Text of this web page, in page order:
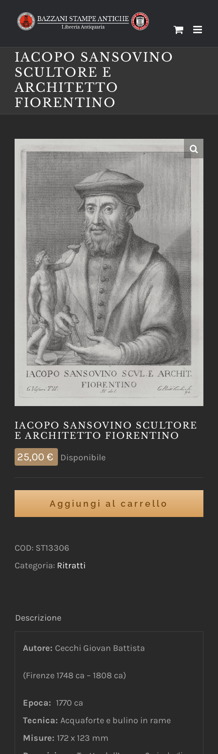
IACOPO SANSOVINO
SCULTORE E
ARCHITETTO
FIORENTINO
IACOPO SANSOVINO SCULTORE
E ARCHITETTO FIORENTINO
25,00 € Disponibile
Aggiungi al carrello
COD: ST13306
Categoria: Ritratti
Descrizione
Autore: Cecchi Giovan Battista
(Firenze 1748 ca – 1808 ca)
Epoca: 1770 ca
Tecnica: Acquaforte e bulino in rame
Misure: 172 x 123 mm